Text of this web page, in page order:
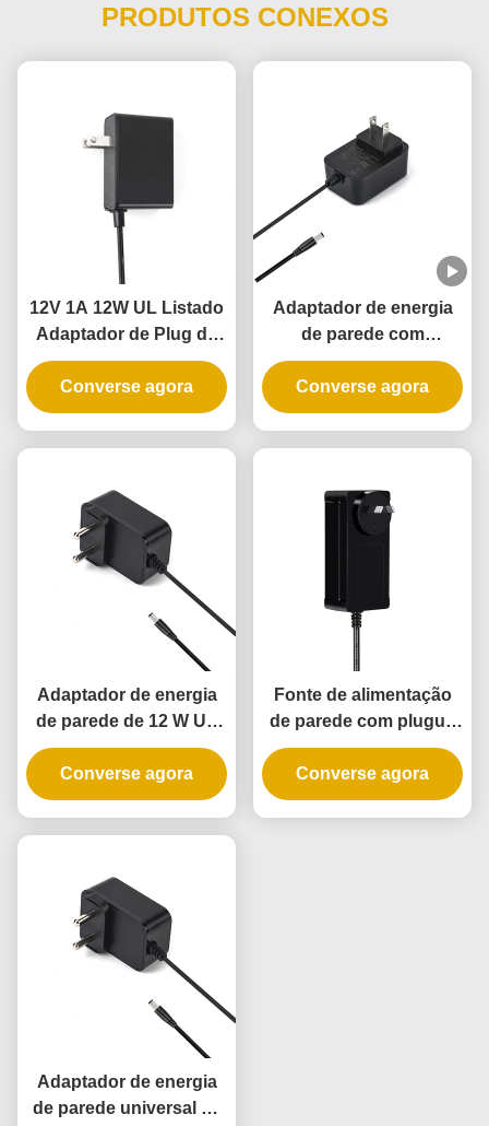
PRODUTOS CONEXOS
12V 1A 12W UL Listado
Adaptador de Plug de
Parede com 3 anos de
garantia e múltiplas
proteções
Converse agora
Adaptador de energia
de parede com
certificação UL com
saída de 5V 12V 24V e
potência de 12W 24W
Converse agora
Adaptador de energia
de parede de 12 W UL
com 3 anos de garantia
e alimentação AC DC
Converse agora
Fonte de alimentação
de parede com plugue
de 72W Max, certificada
UL CE, com 3 anos de
garantia
Converse agora
Adaptador de energia
de parede universal de